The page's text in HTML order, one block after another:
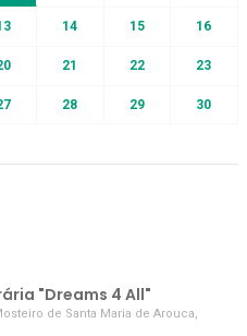
14 15 16
21 22 23
28 29 30
"Dreams 4 All"
de Santa Maria de Arouca,